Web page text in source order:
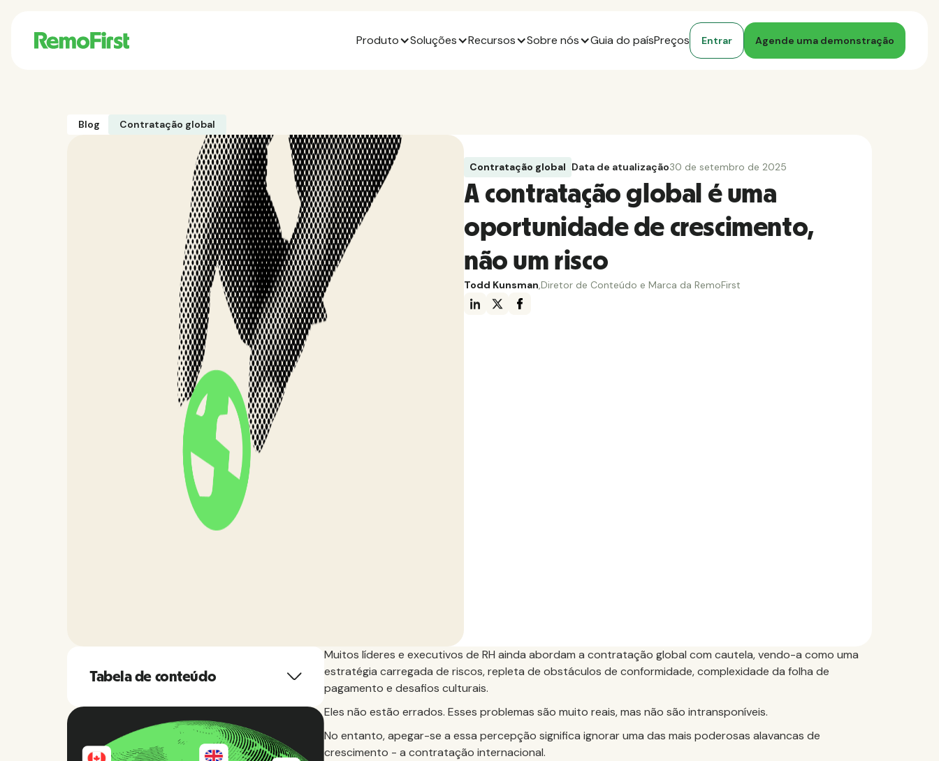
Produto Soluções Recursos Sobre nós Guia do paísPreços Entrar Agende uma demonstração
Blog Contratação global
Contratação global Data de atualização30 de setembro de 2025
A contratação global é uma
oportunidade de crescimento,
não um risco
Todd Kunsman,Diretor de Conteúdo e Marca da RemoFirst
Tabela de conteúdo
Muitos líderes e executivos de RH ainda abordam a contratação global com cautela, vendo-a como uma
estratégia carregada de riscos, repleta de obstáculos de conformidade, complexidade da folha de
pagamento e desafios culturais.
Eles não estão errados. Esses problemas são muito reais, mas não são intransponíveis.
No entanto, apegar-se a essa percepção significa ignorar uma das mais poderosas alavancas de
crescimento - a contratação internacional.